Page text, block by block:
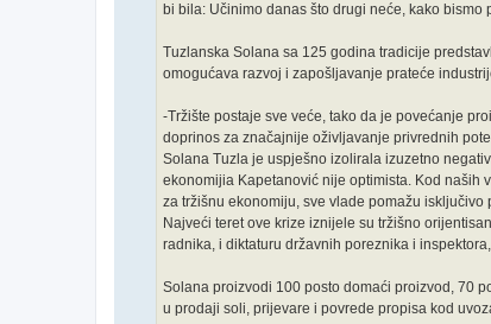
bi bila: Učinimo danas što drugi neće, kako bismo
Tuzlanska Solana sa 125 godina tradicije
omogućava razvoj i zapošljavanje prateće
-Tržište postaje sve veće, tako da je povećanje
doprinos za značajnije oživljavanje privrednih
Solana Tuzla je uspješno izolirala izuzetno
ekonomijia Kapetanović nije optimista. Kod naših
za tržišnu ekonomiju, sve vlade pomažu
Najveći teret ove krize iznijele su tržišno
radnika, i diktaturu državnih poreznika i
Solana proizvodi 100 posto domaći proizvod, 70
u prodaji soli, prijevare i povrede propisa kod